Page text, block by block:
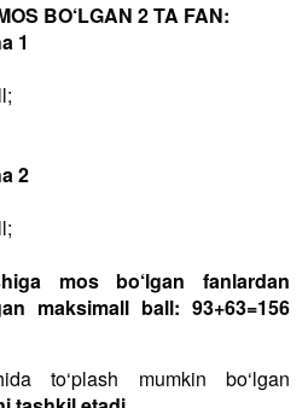
BO‘LGAN 2 TA FAN:
1
2
mos bo‘lgan fanlardan
maksimall ball: 93+63=156
to‘plash mumkin bo‘lgan